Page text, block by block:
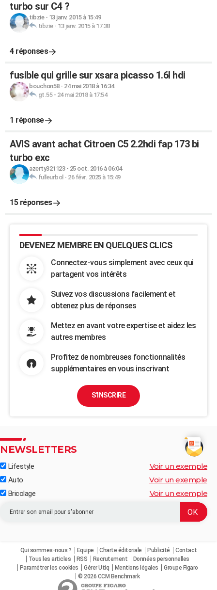
turbo sur C4 ?
tibzie- 13 janv. 2015 à 15:49
tibzie- 13 janv. 2015 à 17:38
4 réponses
fusible qui grille sur xsara picasso 1.6l hdi
bouchon58- 24 mai 2018 à 16:34
gt.55- 24 mai 2018 à 17:54
1 réponse
AVIS avant achat Citroen C5 2.2hdi fap 173 bi
turbo exc
azerty321123- 25 oct. 2016 à 06:04
fulleurbol - 26 févr. 2025 à 15:49
15 réponses
DEVENEZ MEMBRE EN QUELQUES CLICS
Connectez-vous simplement avec ceux qui
partagent vos intérêts
Suivez vos discussions facilement et
obtenez plus de réponses
Mettez en avant votre expertise et aidez les
autres membres
Profitez de nombreuses fonctionnalités
supplémentaires en vous inscrivant
S'INSCRIRE
NEWSLETTERS
Lifestyle Voir un exemple
Auto Voir un exemple
Bricolage Voir un exemple
Qui sommes-nous ? Equipe Charte éditoriale Publicité
Contact
Tous les articles
RSS Recrutement
Données personnelles
Paramétrer les cookies
Gérer Utiq Mentions légales
Groupe Figaro
© 2026 CCM Benchmark